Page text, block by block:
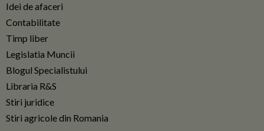
Idei de afaceri
Contabilitate
Timp liber
Legislatia Muncii
Blogul Specialistului
Libraria R&S
Stiri juridice
Stiri agricole din Romania